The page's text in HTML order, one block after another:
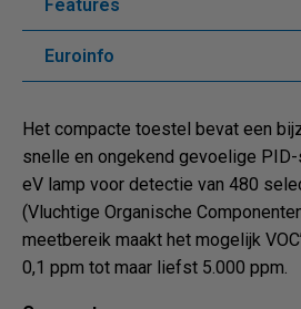
Features
Euroinfo
Het compacte toestel bevat een
snelle en ongekend gevoelige
eV lamp voor detectie van 480
(Vluchtige Organische
meetbereik maakt het mogelijk
0,1 ppm tot maar liefst 5.000 ppm.